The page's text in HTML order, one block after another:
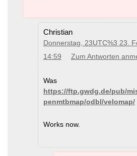
Christian
Donnerstag, 23UTC%3 23.
14:59
Zum Antworten
Was
https://ftp.gwdg.de/pub/
penmtbmap/odbl/velomap/
Works now.